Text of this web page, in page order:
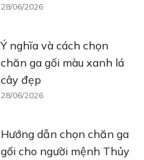
28/06/2026
Ý nghĩa và cách chọn
chăn ga gối màu xanh lá
cây đẹp
28/06/2026
Hướng dẫn chọn chăn ga
gối cho người mệnh Thủy